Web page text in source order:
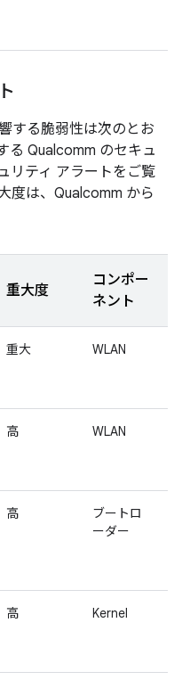
する脆弱性は次のとお
る Qualcomm のセキュ
リティ アラートをご覧
度は、Qualcomm から
重大度
コンポー
ネント
重大 WLAN
高 WLAN
高
ブートロ
ーダー
高 Kernel